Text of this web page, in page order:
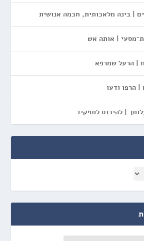
| בינה מלאכותית, חכמה אנושית
| אותה אש
| הרעל שמרפא
הרפו ודעו
| להיכנס לתפקיד